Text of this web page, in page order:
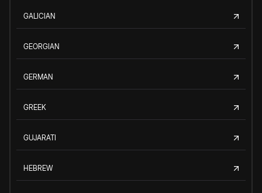
GALICIAN
GEORGIAN
GERMAN
GREEK
GUJARATI
HEBREW